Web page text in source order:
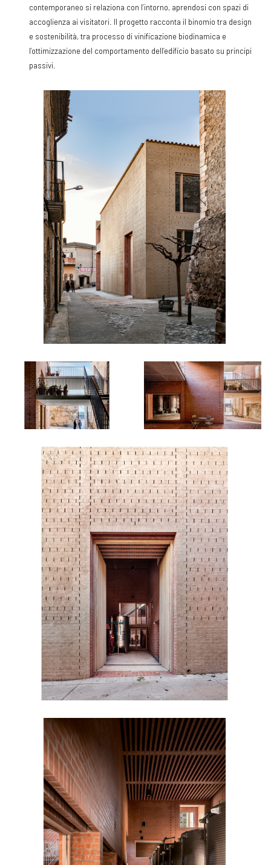
contemporaneo si relaziona con l’intorno, aprendosi con spazi di
accoglienza ai visitatori. Il progetto racconta il binomio tra design
e sostenibilità, tra processo di vinificazione biodinamica e
l’ottimizzazione del comportamento dell’edificio basato su principi
passivi.